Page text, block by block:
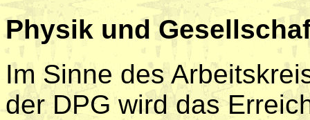
Physik und
Im Sinne des
der DPG wird das